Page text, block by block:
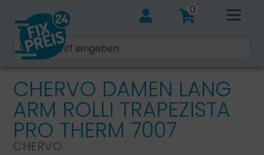
0
CHERVO DAMEN LANG
ARM ROLLI TRAPEZISTA
PRO THERM 7007
CHERVO